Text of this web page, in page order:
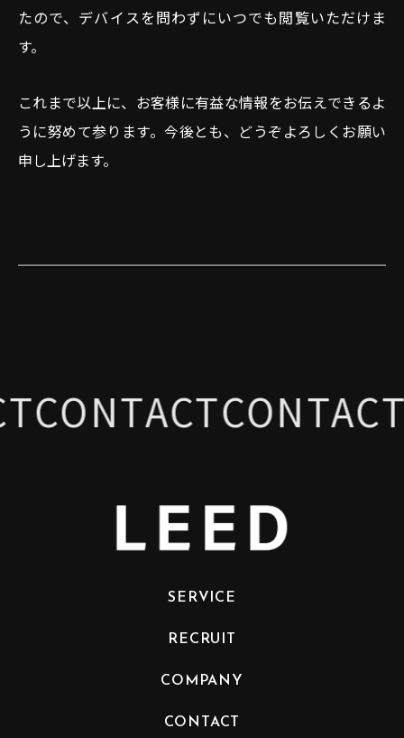
たので、デバイスを問わずにいつでも閲覧いただけま
す。
これまで以上に、お客様に有益な情報をお伝えできるよ
うに努めて参ります。今後とも、どうぞよろしくお願い
申し上げます。
CONTACT
SERVICE
RECRUIT
COMPANY
CONTACT